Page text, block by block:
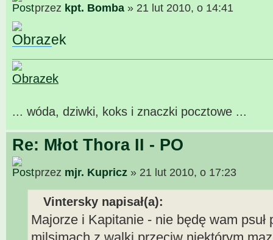
przez kpt. Bomba » 21 lut 2010, o 14:41
... wóda, dziwki, koks i znaczki pocztowe ...
Re: Młot Thora II - PO
przez mjr. Kupricz » 21 lut 2010, o 17:23
Vintersky napisał(a):
Majorze i Kapitanie - nie będę wam